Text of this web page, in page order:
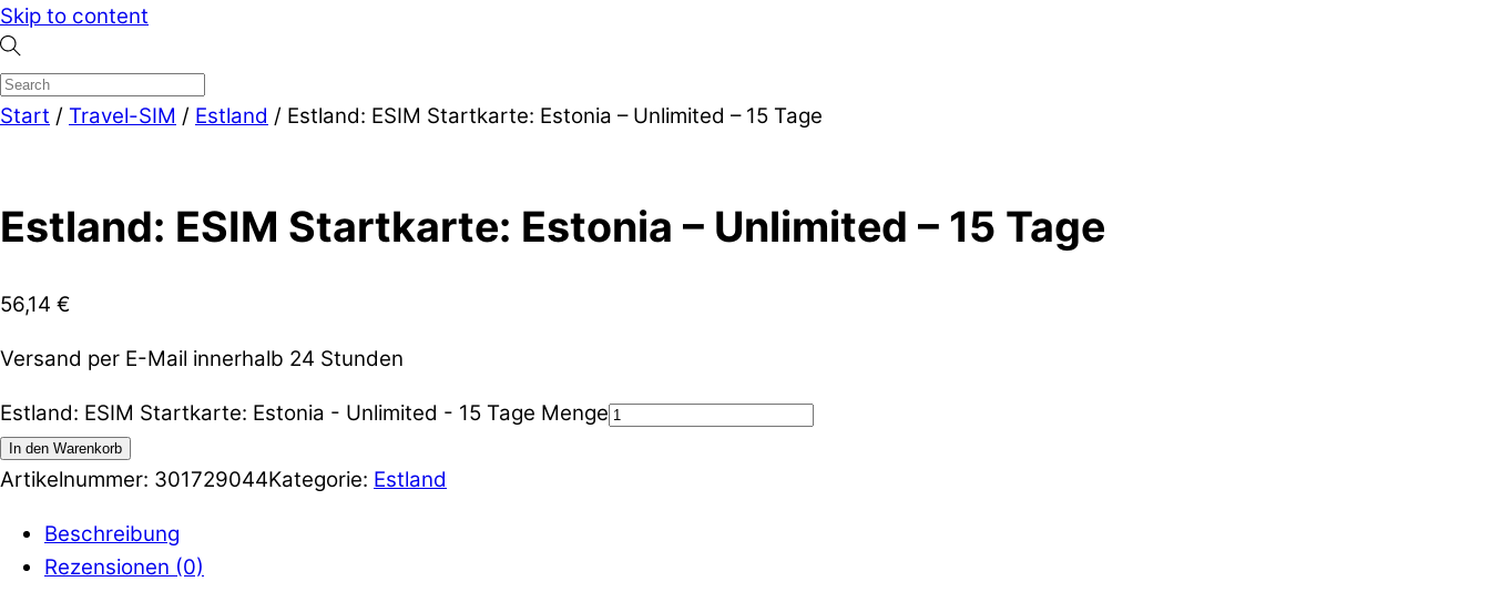
Skip to content
Start / Travel-SIM / Estland / Estland: ESIM Startkarte: Estonia – Unlimited – 15 Tage
Estland: ESIM Startkarte: Estonia – Unlimited – 15 Tage
56,14 €
Versand per E-Mail innerhalb 24 Stunden
Estland: ESIM Startkarte: Estonia - Unlimited - 15 Tage Menge
In den Warenkorb
Artikelnummer: 301729044Kategorie: Estland
Beschreibung
Rezensionen (0)